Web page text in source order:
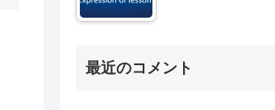
最近のコメント